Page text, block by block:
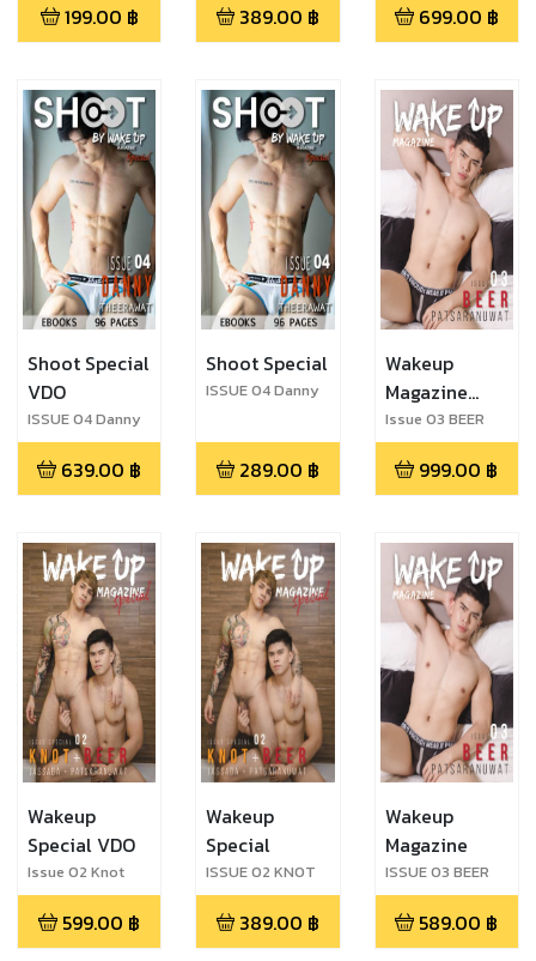
199.00 ฿ 389.00 ฿ 699.00 ฿
Shoot Special
VDO
ISSUE 04 Danny
Theerawat
639.00 ฿
Shoot Special
ISSUE 04 Danny
289.00 ฿
Wakeup
Magazine
VDO
Issue 03 BEER
999.00 ฿
Wakeup
Special VDO
Issue 02 Knot
Beer
599.00 ฿
Wakeup
Special
ISSUE 02 KNOT
BEER
389.00 ฿
Wakeup
Magazine
ISSUE 03 BEER
589.00 ฿